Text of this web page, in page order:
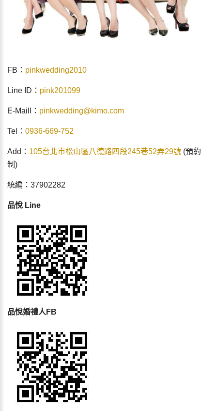
FB： pinkwedding2010
Line ID： pink201099
E-Maill： pinkwedding@kimo.com
Tel： 0936-669-752
Add： 105台北市松山區八德路四段245巷52弄29號 (預約
制)
統編：37902282
品悅 Line
品悅婚禮人FB